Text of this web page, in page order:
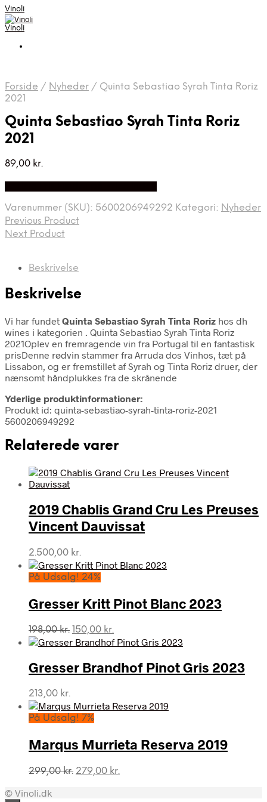
Vinoli
Vinoli
Forside / Nyheder / Quinta Sebastiao Syrah Tinta Roriz
2021
Quinta Sebastiao Syrah Tinta Roriz
2021
89,00 kr.
Varenummer (SKU): 5600206949292 Kategori: Nyheder
Previous Product
Next Product
Beskrivelse
Beskrivelse
Vi har fundet Quinta Sebastiao Syrah Tinta Roriz hos dh
wines i kategorien . Quinta Sebastiao Syrah Tinta Roriz
2021Oplev en fremragende vin fra Portugal til en fantastisk
prisDenne rødvin stammer fra Arruda dos Vinhos, tæt på
Lissabon, og er fremstillet af Syrah og Tinta Roriz druer, der
nænsomt håndplukkes fra de skrånende
Yderlige produktinformationer:
Produkt id: quinta-sebastiao-syrah-tinta-roriz-2021
5600206949292
Relaterede varer
2019 Chablis Grand Cru Les Preuses
Vincent Dauvissat
2.500,00 kr.
På Udsalg! 24%
Gresser Kritt Pinot Blanc 2023
198,00kr. Den
oprindelige
var:
198,00 kr..
150,00 kr.
aktuelle
er:
150,00 kr..
Gresser Brandhof Pinot Gris 2023
213,00 kr.
På Udsalg! 7%
Marqus Murrieta Reserva 2019
299,00kr. Den
279,00 kr.
© Vinoli.dk